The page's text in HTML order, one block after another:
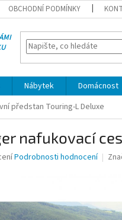
OBCHODNÍ PODMÍNKY
Nábytek Domácnost
předstan Touring-L Deluxe
nafukovací
Podrobnosti hodnocení